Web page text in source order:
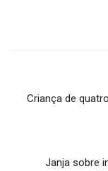
Criança de
Janja sobre